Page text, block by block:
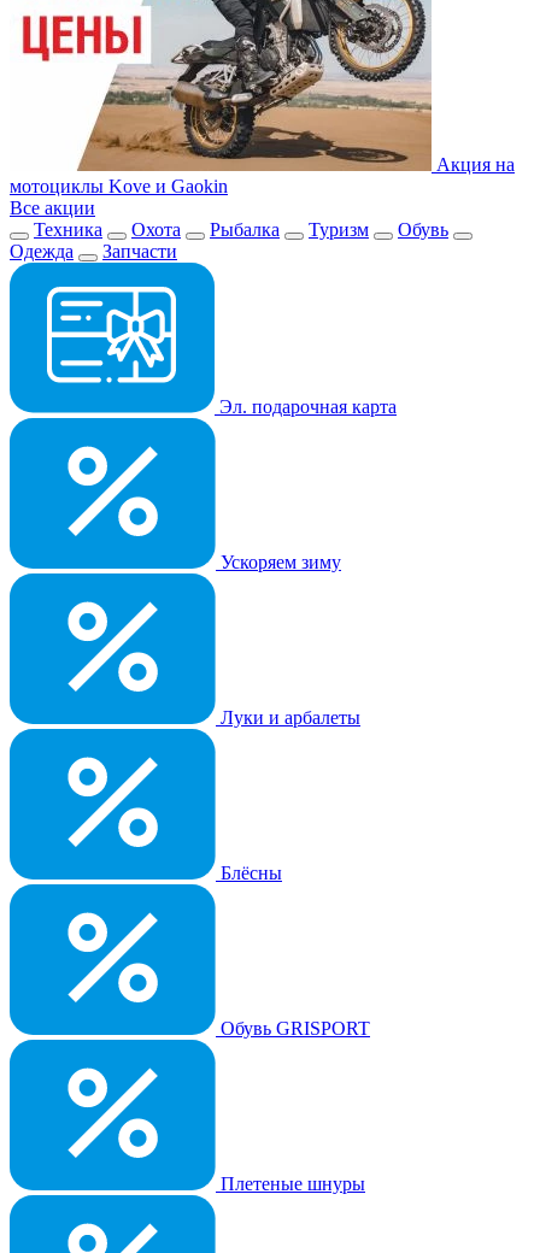
Акция на
мотоциклы Kove и Gaokin
Все акции
Техника
Охота Рыбалка Туризм
Обувь
Одежда
Запчасти
Эл. подарочная карта
Ускоряем зиму
Луки и арбалеты
Блёсны
Обувь GRISPORT
Плетеные шнуры